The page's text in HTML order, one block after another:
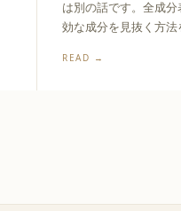
は別の話です。全成
効な成分を見抜く方法
READ →